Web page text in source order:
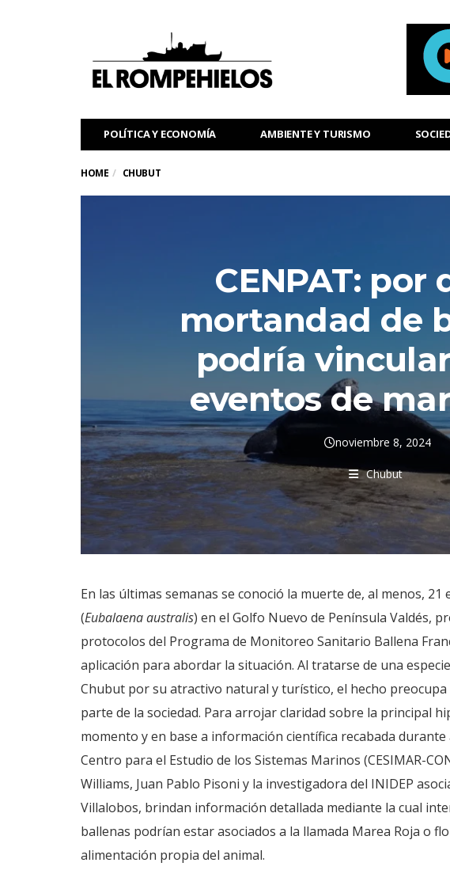
POLÍTICA Y ECONOMÍA AMBIENTE Y TURISMO
HOME CHUBUT
CENPAT: por
mortandad de
podría
eventos de
noviembre 8, 2024
Chubut
En las últimas semanas se conoció la muerte de, al menos,
(Eubalaena australis) en el Golfo Nuevo de Península Valdés,
protocolos del Programa de Monitoreo Sanitario Ballena
aplicación para abordar la situación. Al tratarse de una
Chubut por su atractivo natural y turístico, el hecho
parte de la sociedad. Para arrojar claridad sobre la principal
momento y en base a información científica recabada
Centro para el Estudio de los Sistemas Marinos (CESIMAR-
Williams, Juan Pablo Pisoni y la investigadora del INIDEP
Villalobos, brindan información detallada mediante la cual
ballenas podrían estar asociados a la llamada Marea Roja o
alimentación propia del animal.